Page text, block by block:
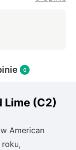
0
Lime (C2)
American